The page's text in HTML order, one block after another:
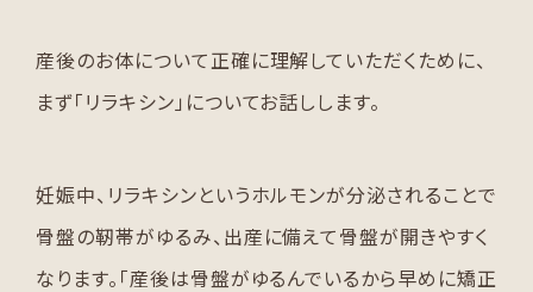
産後のお体について正確に理解していただくために、
まず「リラキシン」についてお話しします。
妊娠中、リラキシンというホルモンが分泌されることで
骨盤の靭帯がゆるみ、出産に備えて骨盤が開きやすく
なります。「産後は骨盤がゆるんでいるから早めに矯正